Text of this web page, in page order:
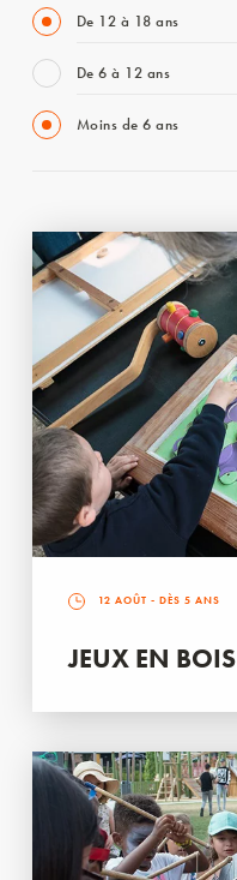
De 12 à 18 ans
De 6 à 12 ans
Moins de 6 ans
12 AOÛT - DÈS 5 ANS
JEUX EN BOIS